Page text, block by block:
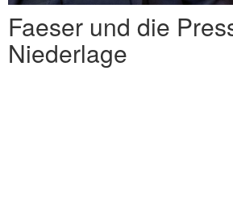
Faeser und die
Niederlage